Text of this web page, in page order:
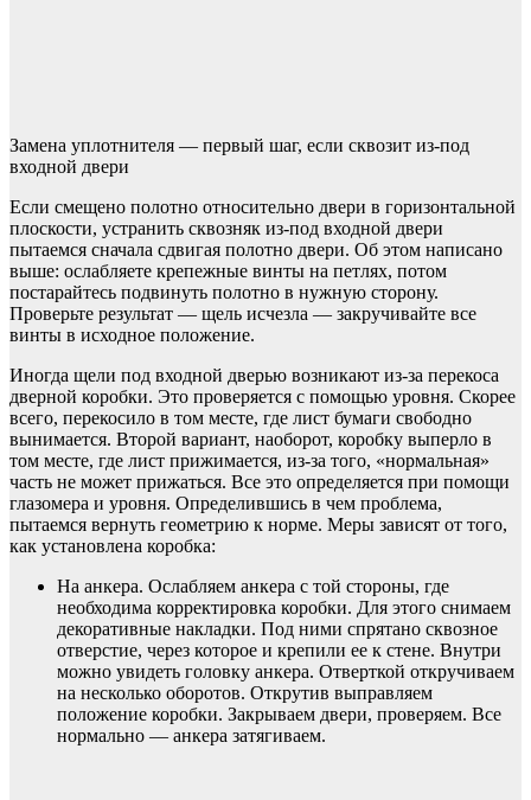
Замена уплотнителя — первый шаг, если сквозит из-под
входной двери
Если смещено полотно относительно двери в горизонтальной
плоскости, устранить сквозняк из-под входной двери
пытаемся сначала сдвигая полотно двери. Об этом написано
выше: ослабляете крепежные винты на петлях, потом
постарайтесь подвинуть полотно в нужную сторону.
Проверьте результат — щель исчезла — закручивайте все
винты в исходное положение.
Иногда щели под входной дверью возникают из-за перекоса
дверной коробки. Это проверяется с помощью уровня. Скорее
всего, перекосило в том месте, где лист бумаги свободно
вынимается. Второй вариант, наоборот, коробку выперло в
том месте, где лист прижимается, из-за того, «нормальная»
часть не может прижаться. Все это определяется при помощи
глазомера и уровня. Определившись в чем проблема,
пытаемся вернуть геометрию к норме. Меры зависят от того,
как установлена коробка:
На анкера. Ослабляем анкера с той стороны, где
необходима корректировка коробки. Для этого снимаем
декоративные накладки. Под ними спрятано сквозное
отверстие, через которое и крепили ее к стене. Внутри
можно увидеть головку анкера. Отверткой откручиваем
на несколько оборотов. Открутив выправляем
положение коробки. Закрываем двери, проверяем. Все
нормально — анкера затягиваем.